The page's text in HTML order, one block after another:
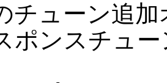
チューン追
ポンスチュ